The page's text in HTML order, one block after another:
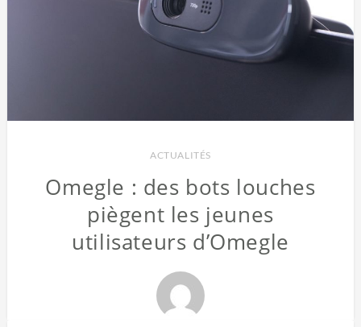
ACTUALITÉS
Omegle : des bots louches
piègent les jeunes
utilisateurs d’Omegle